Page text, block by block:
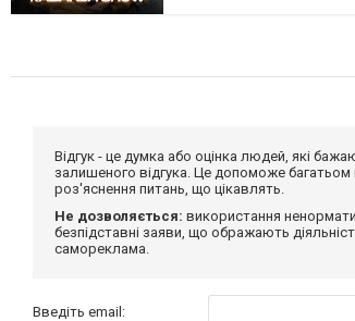
Відгук - це думка або оцінка людей, які
залишеного відгука. Це допоможе багатьом
роз'яснення питань, що цікавлять.
Не дозволяється: використання
безпідставні заяви, що ображають
самореклама.
Введіть email: